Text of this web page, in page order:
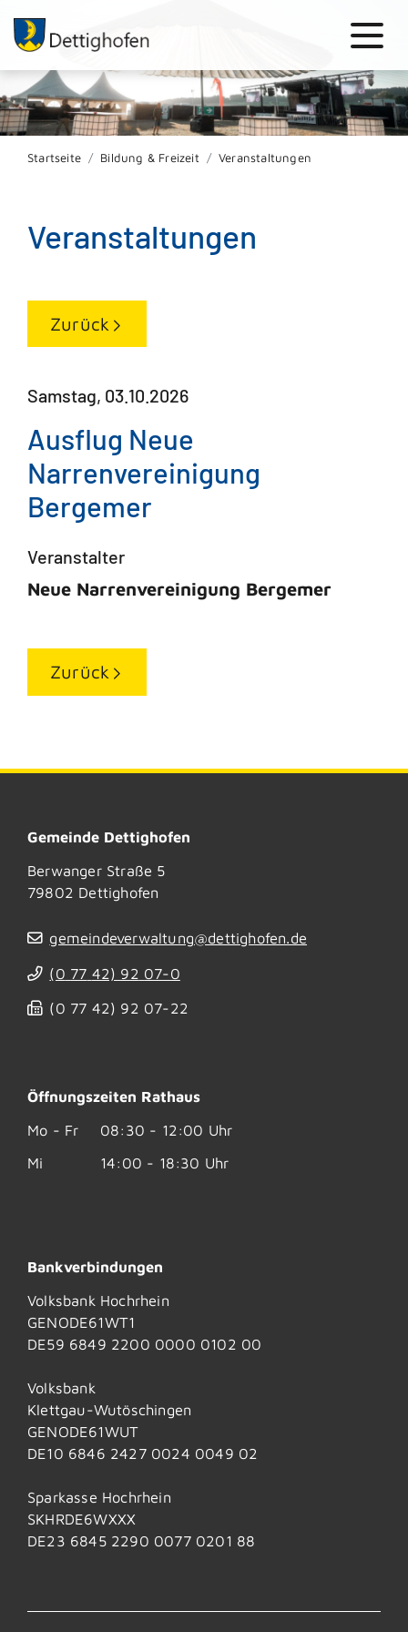
Startseite Bildung & Freizeit Veranstaltungen
Veranstaltungen
Zurück
Samstag, 03.10.2026
Ausflug Neue
Narrenvereinigung
Bergemer
Veranstalter
Neue Narrenvereinigung Bergemer
Zurück
Gemeinde Dettighofen
Berwanger Straße 5
79802 Dettighofen
gemeindeverwaltung@dettighofen.de
(0 77 42) 92 07-0
(0 77 42) 92 07-22
Öffnungszeiten Rathaus
Mo - Fr
08:30 - 12:00 Uhr
Mi
14:00 - 18:30 Uhr
Bankverbindungen
Volksbank Hochrhein
GENODE61WT1
DE59 6849 2200 0000 0102 00
Volksbank
Klettgau-Wutöschingen
GENODE61WUT
DE10 6846 2427 0024 0049 02
Sparkasse Hochrhein
SKHRDE6WXXX
DE23 6845 2290 0077 0201 88